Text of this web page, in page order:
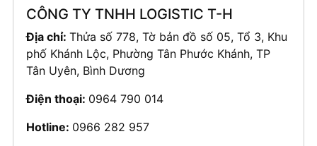
CÔNG TY TNHH LOGISTIC T-H
Địa chỉ: Thửa số 778, Tờ bản đồ số 05, Tổ 3, Khu
phố Khánh Lộc, Phường Tân Phước Khánh, TP
Tân Uyên, Bình Dương
Điện thoại: 0964 790 014
Hotline: 0966 282 957